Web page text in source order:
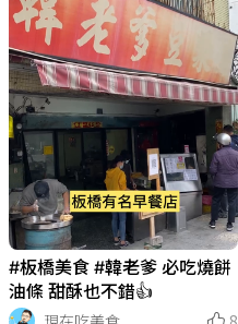
#板橋美食 #韓老爹 必吃燒餅
油條 甜酥也不錯👍